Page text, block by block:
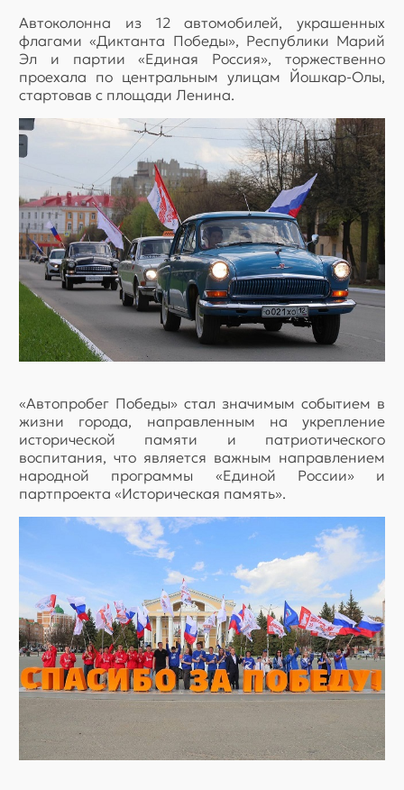
Автоколонна из 12 автомобилей, украшенных
флагами «Диктанта Победы», Республики Марий
Эл и партии «Единая Россия», торжественно
проехала по центральным улицам Йошкар-Олы,
стартовав с площади Ленина.
«Автопробег Победы» стал значимым событием в
жизни города, направленным на укрепление
исторической памяти и патриотического
воспитания, что является важным направлением
народной программы «Единой России» и
партпроекта «Историческая память».